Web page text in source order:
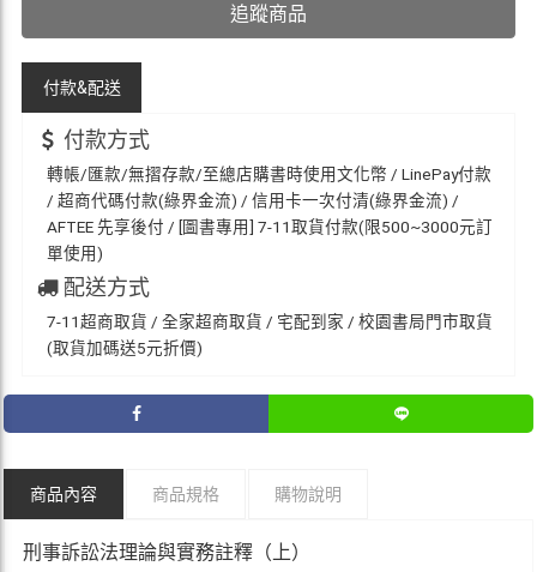
追蹤商品
付款&配送
付款方式
轉帳/匯款/無摺存款/至總店購書時使用文化幣 / LinePay付款
/ 超商代碼付款(綠界金流) / 信用卡一次付清(綠界金流) /
AFTEE 先享後付 / [圖書專用] 7-11取貨付款(限500~3000元訂
單使用)
配送方式
7-11超商取貨 / 全家超商取貨 / 宅配到家 / 校園書局門市取貨
(取貨加碼送5元折價)
商品內容 商品規格 購物說明
刑事訴訟法理論與實務註釋（上）